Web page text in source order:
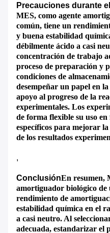
Precauciones durante
MES, como agente
común, tiene un
y buena estabilidad
débilmente ácido a casi
concentración de trabajo
proceso de preparación y
condiciones de
desempeñar un papel en
apoyo al progreso de la
experimentales. Los
de forma flexible su uso
específicos para mejorar
de los resultados
,
ConclusiónEn resumen,
amortiguador biológico de
rendimiento de
estabilidad química en el
a casi neutro. Al
adecuada, estandarizar el